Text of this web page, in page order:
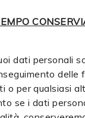
dati personali
delle
o per qualsiasi
se i dati